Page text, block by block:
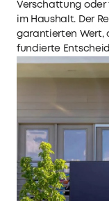
Verschattung
im Haushalt. Der
garantierten Wert,
fundierte